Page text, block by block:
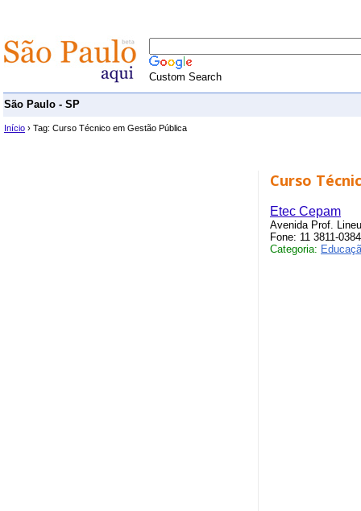
Custom Search
São Paulo - SP
Início › Tag: Curso Técnico em Gestão Pública
Curso
Etec Cepam
Avenida Prof.
Fone: 11 3811-0384
Categoria: